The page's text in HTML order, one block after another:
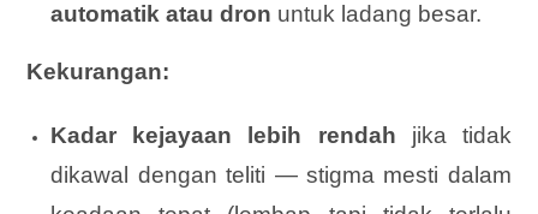
automatik atau dron untuk ladang besar.
Kekurangan:
Kadar kejayaan lebih rendah jika tidak
dikawal dengan teliti — stigma mesti dalam